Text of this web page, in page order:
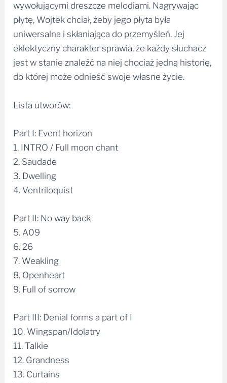
wywołującymi dreszcze melodiami. Nagrywając
płytę, Wojtek chciał, żeby jego płyta była
uniwersalna i skłaniająca do przemyśleń. Jej
eklektyczny charakter sprawia, że każdy słuchacz
jest w stanie znaleźć na niej chociaż jedną historię,
do której może odnieść swoje własne życie.
Lista utworów:
Part I: Event horizon
1. INTRO / Full moon chant
2. Saudade
3. Dwelling
4. Ventriloquist
Part II: No way back
5. A09
6. 26
7. Weakling
8. Openheart
9. Full of sorrow
Part III: Denial forms a part of I
10. Wingspan/Idolatry
11. Talkie
12. Grandness
13. Curtains